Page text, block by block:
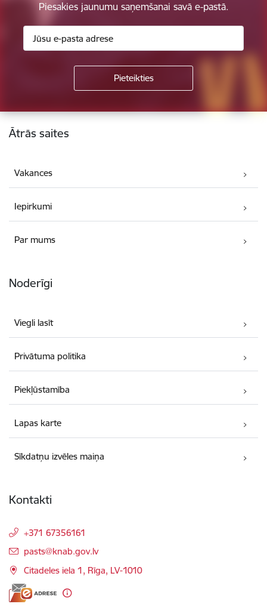
Piesakies jaunumu saņemšanai savā e-pastā.
Kājene
Ātrās saites
Vakances
Iepirkumi
Par mums
Noderīgi
Viegli lasīt
Privātuma politika
Piekļūstamība
Lapas karte
Sīkdatņu izvēles maiņa
Kontakti
+371 67356161
E-pasts:
pasts@knab.gov.lv
Citadeles iela 1, Rīga, LV-1010